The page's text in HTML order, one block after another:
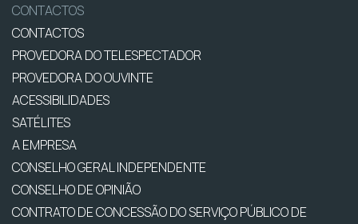
CONTACTOS
CONTACTOS
PROVEDORA DO TELESPECTADOR
PROVEDORA DO OUVINTE
ACESSIBILIDADES
SATÉLITES
A EMPRESA
CONSELHO GERAL INDEPENDENTE
CONSELHO DE OPINIÃO
CONTRATO DE CONCESSÃO DO SERVIÇO PÚBLICO DE